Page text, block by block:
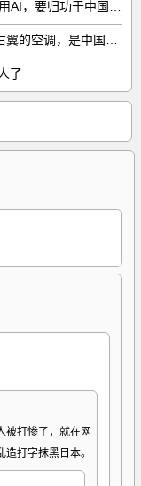
了
被打惨了，就在网
打字抹黑日本。